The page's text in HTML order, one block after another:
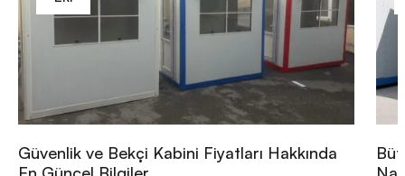
Güvenlik ve Bekçi Kabini Fiyatları Hakkında